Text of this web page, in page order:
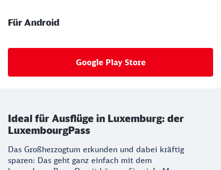
Für Android
Google Play Store
Ideal für Ausflüge in Luxemburg: der
LuxembourgPass
Das Großherzogtum erkunden und dabei kräftig
sparen: Das geht ganz einfach mit dem